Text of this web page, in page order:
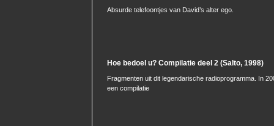
Absurde telefoontjes van David’s alter ego.
Hoe bedoel u? Compilatie deel 2 (Salto, 1998)
Fragmenten uit dit legendarische radioprogramma. In
een compilatie